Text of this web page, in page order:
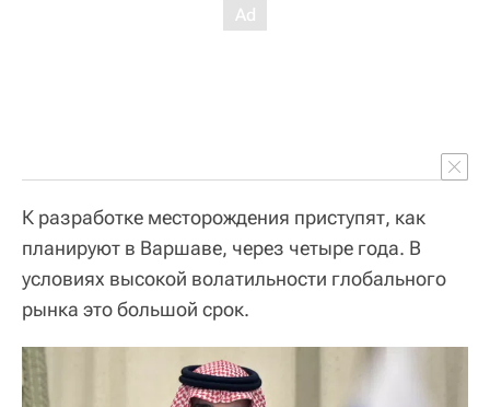
К разработке месторождения приступят, как
планируют в Варшаве, через четыре года. В
условиях высокой волатильности глобального
рынка это большой срок.